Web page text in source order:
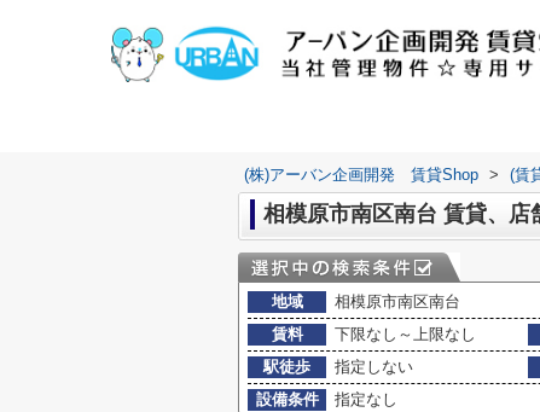
(株)アーバン企画開発 賃貸Shop > (賃
相模原市南区南台 賃貸、
地域
相模原市南区南台
賃料
下限なし～上限なし
駅徒歩
指定しない
設備条件
指定なし